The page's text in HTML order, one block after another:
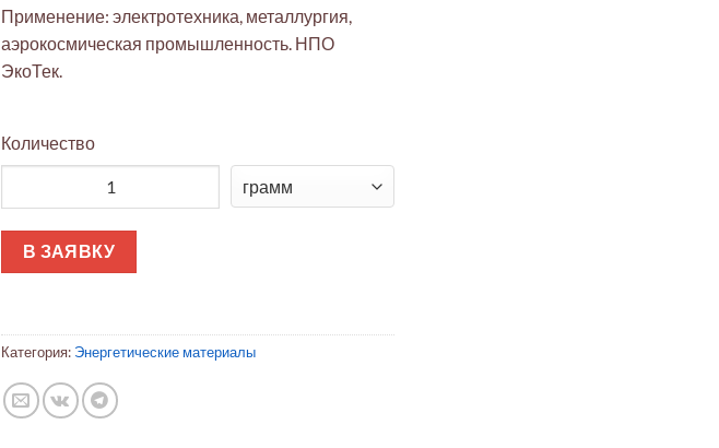
Применение: электротехника, металлургия,
аэрокосмическая промышленность. НПО
ЭкоТек.
Количество
В ЗАЯВКУ
Категория: Энергетические материалы